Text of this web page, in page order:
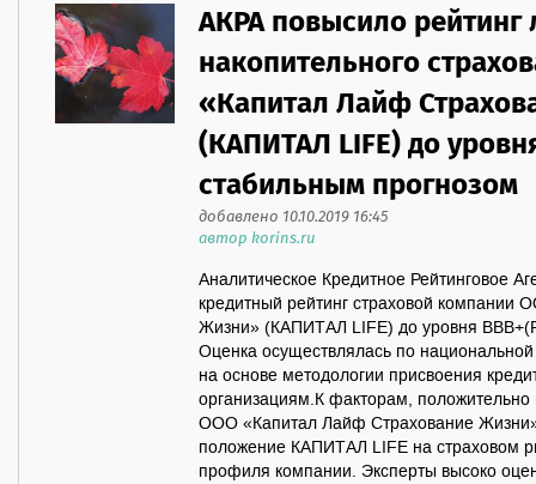
АКРА повысило
накопительного
«Капитал Лайф
(КАПИТАЛ LIFE) до
стабильным прогнозом
добавлено 10.10.2019 16:45
автор korins.ru
Аналитическое Кредитное Рейтинговое
кредитный рейтинг страховой
Жизни» (КАПИТАЛ LIFE) до уровня
Оценка осуществлялась по
на основе методологии присвоения
организациям.К факторам,
ООО «Капитал Лайф Страхование
положение КАПИТАЛ LIFE на страховом
профиля компании. Эксперты высоко